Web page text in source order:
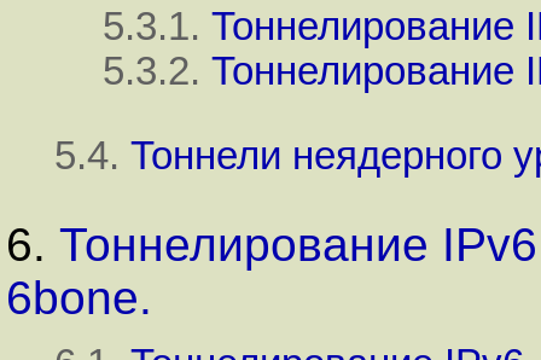
5.3.1. Тоннелирование
5.3.2. Тоннелирование
5.4. Тоннели неядерного
6. Тоннелирование
6bone.